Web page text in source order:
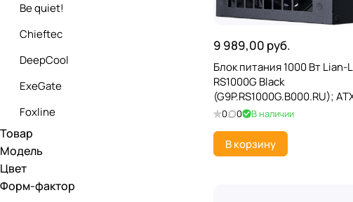
9 989,00 руб.
Блок питания 1000 Вт Lian-
RS1000G Black
(G9P.RS1000G.B000.RU);
pin; 2x8(4+4) pin; 1x16pin/
Gold; мо
0 0 В наличии
В корзину
Be quiet!
Chieftec
DeepCool
ExeGate
Foxline
HSPD
Lian-Li
MONTECH
Товар
Модель
Цвет
Форм-фактор